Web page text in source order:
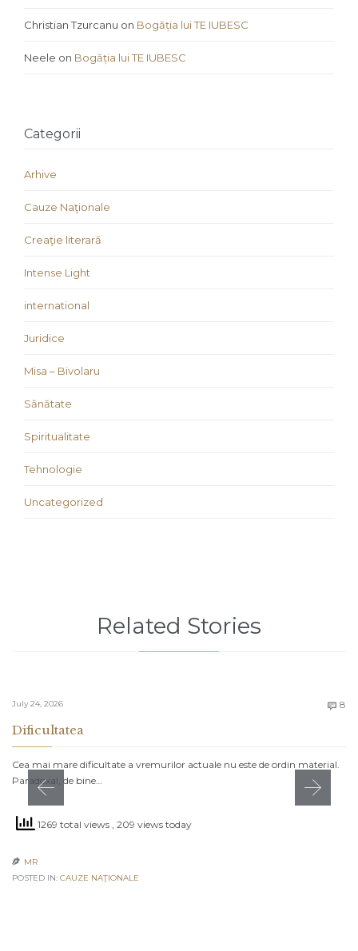
Christian Tzurcanu on Bogăția lui TE IUBESC
Neele on Bogăția lui TE IUBESC
Categorii
Arhive
Cauze Naţionale
Creaţie literară
Intense Light
international
Juridice
Misa – Bivolaru
Sănătate
Spiritualitate
Tehnologie
Uncategorized
Related Stories
July 24, 2026  8
Dificultatea
Cea mai mare dificultate a vremurilor actuale nu este de ordin material.
Paradoxal, de bine…
1269 total views , 209 views today
 MR
POSTED IN: CAUZE NAŢIONALE